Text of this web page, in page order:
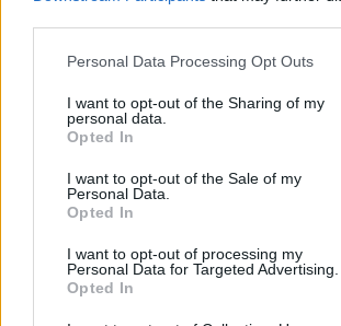
Please note that this website/app uses one
not limited to your visit or usage behaviour.
grant or deny consent to Google and its
use your data for below specified purposes
consent section.
Personal Data Processing Opt Outs
I want to opt-out of the Sharing of my
personal data.
Opted In
I want to opt-out of the Sale of my
Personal Data.
Opted In
I want to opt-out of processing my
Personal Data for Targeted Advertising.
Opted In
τελευταίου για τη φετινή σεζόν,